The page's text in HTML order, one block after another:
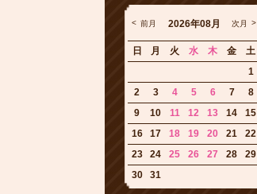
2026年08月
前月 次月
日 月 火 水 木 金
土
1
2
3 4 5 6 7
8
9
10 11 12 13 14
15
16
17 18 19 20 21
22
23
24 25 26 27 28
29
30
31